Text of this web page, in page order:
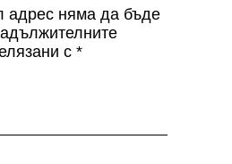
адрес няма да бъде
с *